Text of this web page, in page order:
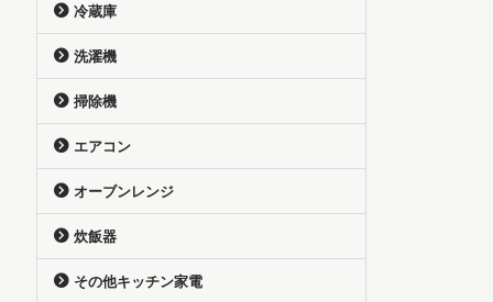
冷蔵庫
洗濯機
掃除機
エアコン
オーブンレンジ
炊飯器
その他キッチン家電